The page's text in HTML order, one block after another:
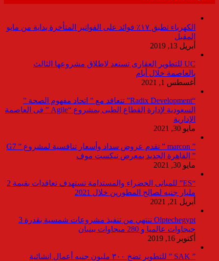
الكهرباء تطبق ١٧٪ فوائد على الفواتير المتأخرة بداية من مايو
المقبل
أبريل 13, 2019
UC للتطوير العقارى تستعد لاطلاق مشروعها الثالث
بالعاصمة خلال أيام
أغسطس 1, 2021
“Radix Development” تتعاقد مع ” اتحاد مفهوم الصحة ”
السعودية لإدارة القطاع الطبى بمشروع “Agile ” فى العاصمة
الإدارية
مايو 30, 2021
” marcon ” تقدم عروض سداد وأسعار تنافسية لمشروع ” G7
” القاهرة الجديد بمعرض نيكست موف
مايو 30, 2021
“ES” للمبانى الخضراء والمستدامة تستهدف تعاقدات بقيمة 2
مليار جنيه لصالح المطورين خلال 2021
أبريل 21, 2021
Olptechegypt تنتهي من تنفيذ مشروعات شمسية بقدرة 3
جيجاوات عالميا و 280 ميجاوات ببنبان
أكتوبر 16, 2019
” SAK ” للتطوير تضخ ٣٠٠ مليون جنيه أعمال انشائية